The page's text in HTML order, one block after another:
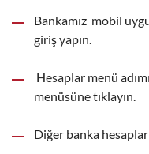
Bankamız mobil
giriş yapın.
Hesaplar menü
menüsüne tıklayın.
Diğer banka